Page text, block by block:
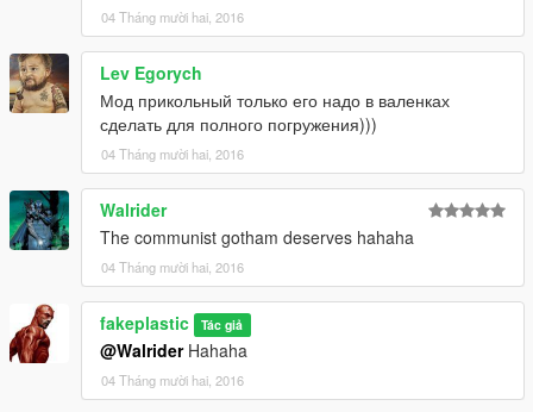
04 Tháng mười hai, 2016
Lev Egorych
Мод прикольный только его надо в валенках
сделать для полного погружения)))
04 Tháng mười hai, 2016
Walrider
The communist gotham deserves hahaha
04 Tháng mười hai, 2016
fakeplastic Tác giả
@WalriderHahaha
04 Tháng mười hai, 2016